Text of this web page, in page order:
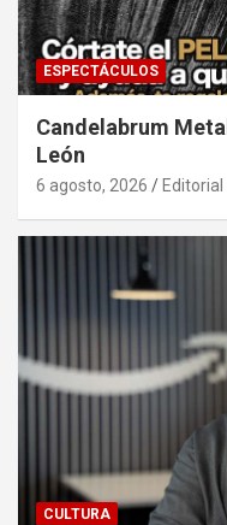
ESPECTÁCULOS
Candelabrum
León
6 agosto, 2026 Editorial
CULTURA